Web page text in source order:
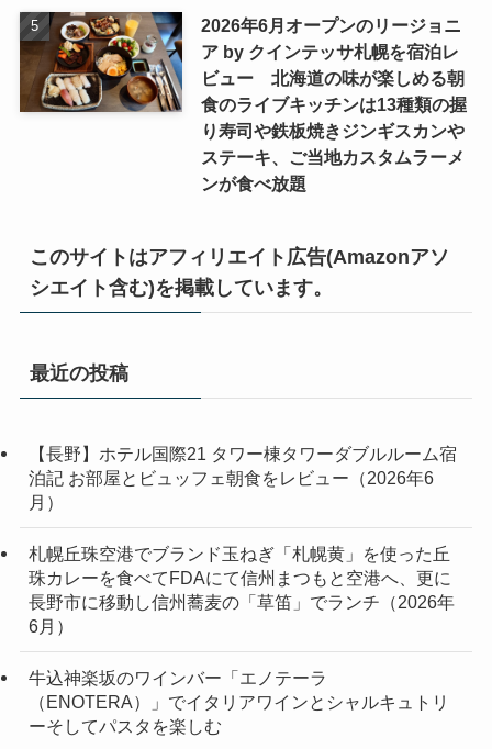
2026年6月オープンのリージョニ
ア by クインテッサ札幌を宿泊レ
ビュー 北海道の味が楽しめる朝
食のライブキッチンは13種類の握
り寿司や鉄板焼きジンギスカンや
ステーキ、ご当地カスタムラーメ
ンが食べ放題
このサイトはアフィリエイト広告(Amazonアソ
シエイト含む)を掲載しています。
最近の投稿
【長野】ホテル国際21 タワー棟タワーダブルルーム宿
泊記 お部屋とビュッフェ朝食をレビュー（2026年6
月）
札幌丘珠空港でブランド玉ねぎ「札幌黄」を使った丘
珠カレーを食べてFDAにて信州まつもと空港へ、更に
長野市に移動し信州蕎麦の「草笛」でランチ（2026年
6月）
牛込神楽坂のワインバー「エノテーラ
（ENOTERA）」でイタリアワインとシャルキュトリ
ーそしてパスタを楽しむ